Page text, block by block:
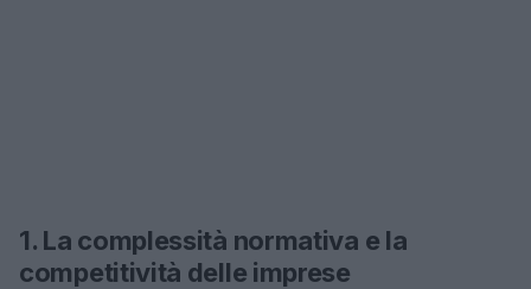
1. La complessità normativa e la
competitività delle imprese